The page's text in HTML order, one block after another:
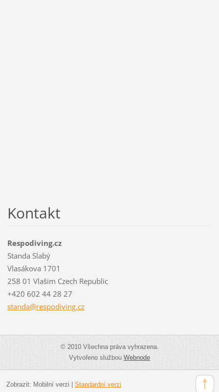
Kontakt
Respodiving.cz
Standa Slabý
Vlasákova 1701
258 01 Vlašim Czech Republic
+420 602 44 28 27
standa@respodiving.cz
© 2010 Všechna práva vyhrazena.
Vytvořeno službouWebnode
Zobrazit: Mobilní verzi Standardní verzi